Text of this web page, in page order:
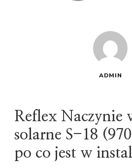
ADMIN
Reflex Naczynie
solarne S-18
po co jest w